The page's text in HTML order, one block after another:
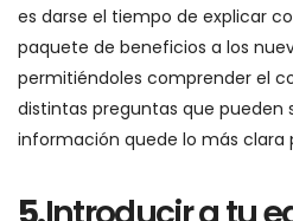
es darse el tiempo de explicar
paquete de beneficios a los
permitiéndoles comprender el
distintas preguntas que pueden
información quede lo más clara